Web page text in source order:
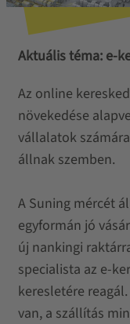
Aktuális téma: e-
Az online
növekedése
vállalatok
állnak szemben.
A Suning mércét
egyformán jó
új nankingi
specialista az e-
keresletére
van, a szállítás